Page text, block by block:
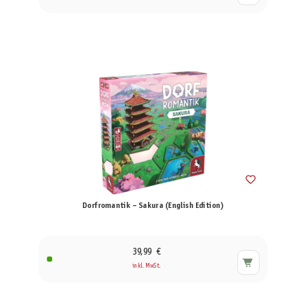
Dorfromantik – Sakura (English Edition)
39,99 €
inkl. MwSt.